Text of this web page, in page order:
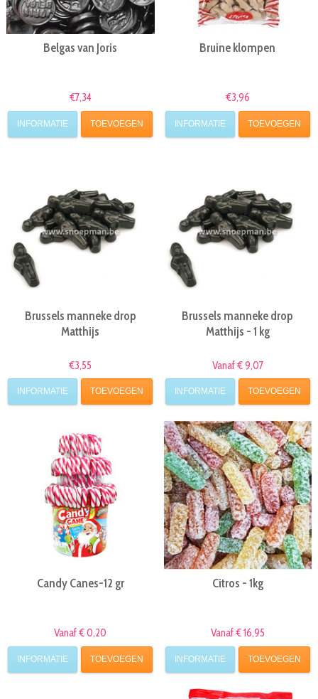
Belgas van Joris
€7,34
INFORMATIE TOEVOEGEN
Bruine klompen
€3,96
INFORMATIE TOEVOEGEN
Brussels manneke drop
Matthijs
€3,55
INFORMATIE TOEVOEGEN
Brussels manneke drop
Matthijs - 1 kg
Vanaf € 9,07
INFORMATIE TOEVOEGEN
Candy Canes-12 gr
Vanaf € 0,20
INFORMATIE TOEVOEGEN
Citros - 1kg
Vanaf € 16,95
INFORMATIE TOEVOEGEN